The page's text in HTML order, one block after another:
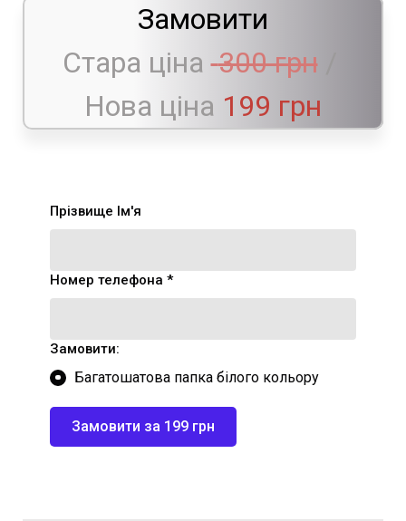
Замовити
Стара ціна 300 грн/
Нова ціна 199 грн
Прізвище Ім'я
Номер телефона *
Замовити:
Багатошатова папка білого кольору
Замовити за 199 грн